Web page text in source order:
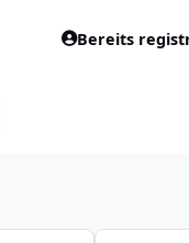
Bereits